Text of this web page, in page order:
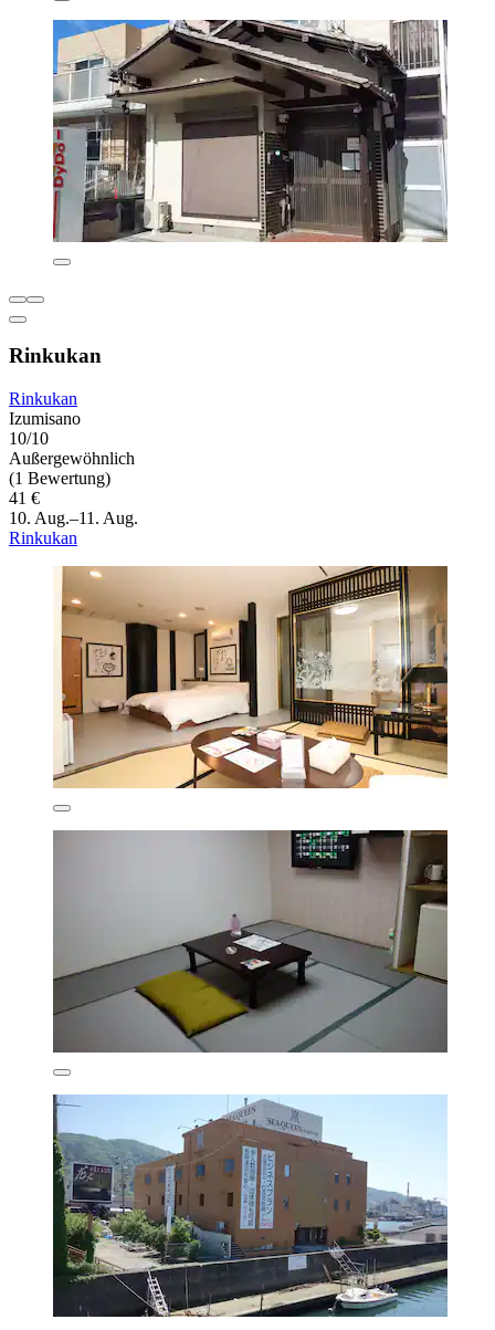
Rinkukan
Rinkukan
Izumisano
10/10
Außergewöhnlich
(1 Bewertung)
41 €
10. Aug.–11. Aug.
Rinkukan